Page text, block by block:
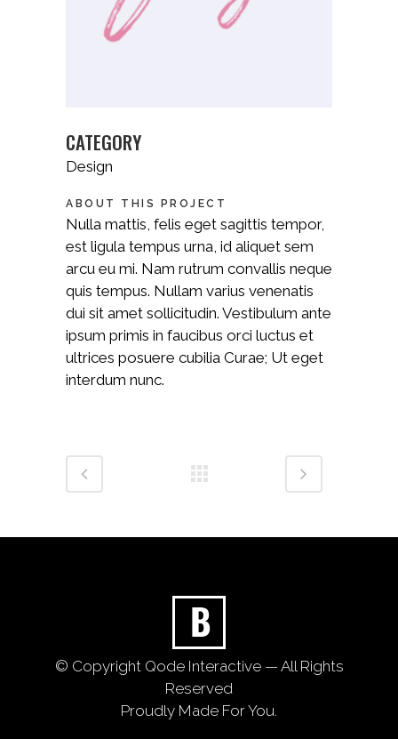
CATEGORY
Design
ABOUT THIS PROJECT
Nulla mattis, felis eget sagittis tempor,
est ligula tempus urna, id aliquet sem
arcu eu mi. Nam rutrum convallis neque
quis tempus. Nullam varius venenatis
dui sit amet sollicitudin. Vestibulum ante
ipsum primis in faucibus orci luctus et
ultrices posuere cubilia Curae; Ut eget
interdum nunc.
© Copyright Qode Interactive— All Rights
Reserved
Proudly Made For You.